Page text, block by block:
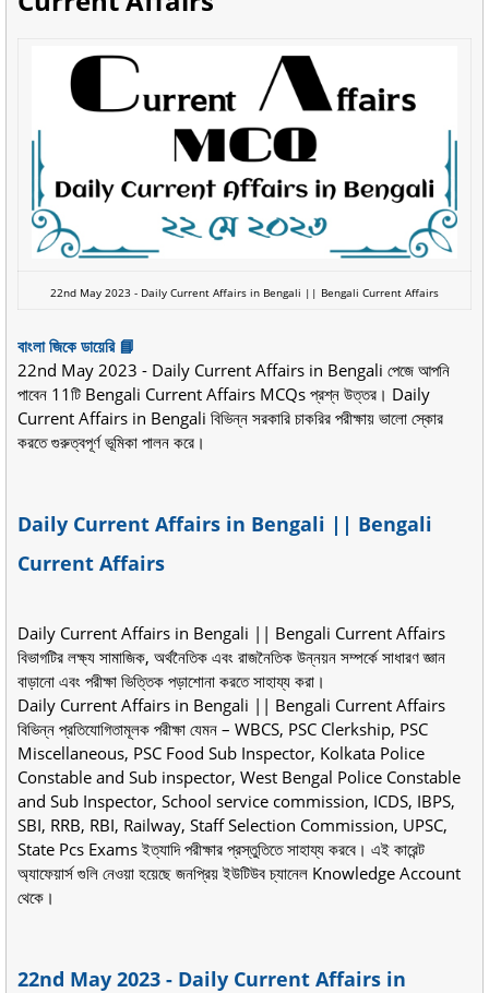
22nd May 2023 - Daily Current Affairs in Bengali || Bengali Current Affairs
বাংলা জিকে ডায়েরি 📘
22nd May 2023 - Daily Current Affairs in Bengali পেজে আপনি
পাবেন 11টি Bengali Current Affairs MCQs প্রশ্ন উত্তর। Daily
Current Affairs in Bengali বিভিন্ন সরকারি চাকরির পরীক্ষায় ভালো স্কোর
করতে গুরুত্বপূর্ণ ভূমিকা পালন করে।
Daily Current Affairs in Bengali || Bengali
Current Affairs
Daily Current Affairs in Bengali || Bengali Current Affairs
বিভাগটির লক্ষ্য সামাজিক, অর্থনৈতিক এবং রাজনৈতিক উন্নয়ন সম্পর্কে সাধারণ জ্ঞান
বাড়ানো এবং পরীক্ষা ভিত্তিক পড়াশোনা করতে সাহায্য করা।
Daily Current Affairs in Bengali || Bengali Current Affairs
বিভিন্ন প্রতিযোগিতামূলক পরীক্ষা যেমন – WBCS, PSC Clerkship, PSC
Miscellaneous, PSC Food Sub Inspector, Kolkata Police
Constable and Sub inspector, West Bengal Police Constable
and Sub Inspector, School service commission, ICDS, IBPS,
SBI, RRB, RBI, Railway, Staff Selection Commission, UPSC,
State Pcs Exams ইত্যাদি পরীক্ষার প্রস্তুতিতে সাহায্য করবে। এই কারেন্ট
অ্যাফেয়ার্স গুলি নেওয়া হয়েছে জনপ্রিয় ইউটিউব চ্যানেল Knowledge Account
থেকে।
22nd May 2023 - Daily Current Affairs in